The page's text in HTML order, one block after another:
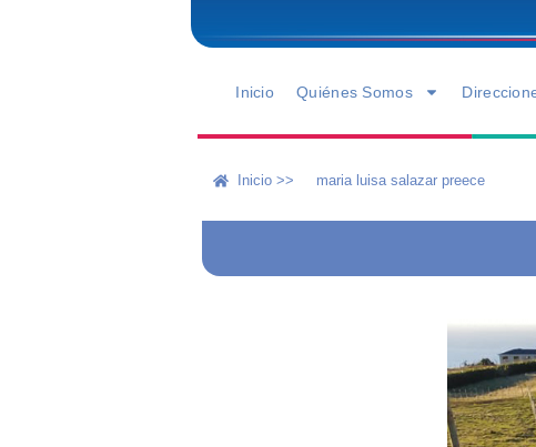
Inicio Quiénes Somos
Inicio >> maria luisa salazar preece